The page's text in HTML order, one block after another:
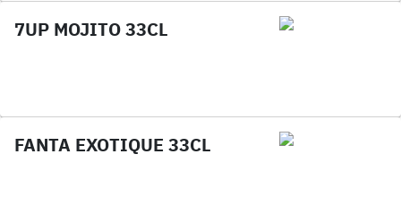
7UP MOJITO 33CL
FANTA EXOTIQUE 33CL